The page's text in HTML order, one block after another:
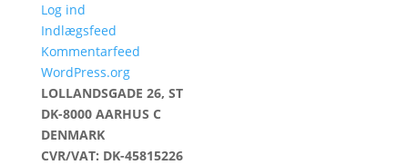
Log ind
Indlægsfeed
Kommentarfeed
WordPress.org
LOLLANDSGADE 26, ST
DK-8000 AARHUS C
DENMARK
CVR/VAT: DK-45815226